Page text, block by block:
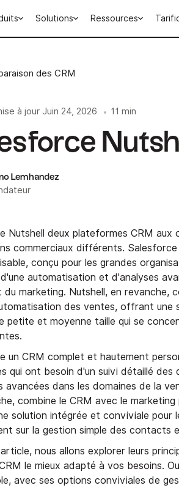
Solutions Ressources
des CRM
à jour Juin 24, 2026 • 11 min
Lemhandez
Nutshell deux plateformes CRM
commerciaux différents.
conçu pour les grandes
automatisation et d'analyses
marketing. Nutshell, en revanche,
des ventes, offrant une
petite et moyenne taille qui se
un CRM complet et hautement
qui ont besoin d'un suivi détaillé
avancées dans les domaines de la
combine le CRM avec le
solution intégrée et conviviale pour
sur la gestion simple des contacts
nous allons explorer leurs
le mieux adapté à vos besoins.
avec ses options conviviales de